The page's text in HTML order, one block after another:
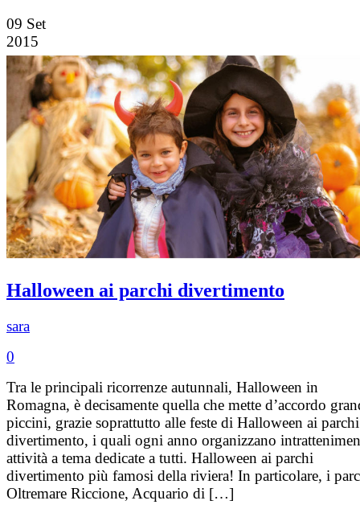
09 Set
2015
Halloween ai parchi divertimento
sara
0
Tra le principali ricorrenze autunnali, Halloween in
Romagna, è decisamente quella che mette d’accordo
piccini, grazie soprattutto alle feste di Halloween ai parchi
divertimento, i quali ogni anno organizzano
attività a tema dedicate a tutti. Halloween ai parchi
divertimento più famosi della riviera! In particolare, i
Oltremare Riccione, Acquario di […]